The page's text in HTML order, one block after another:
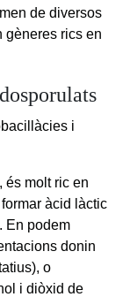
de diversos
gèneres rics en
i
és molt ric en
àcid làctic
En podem
donin
o
i diòxid de